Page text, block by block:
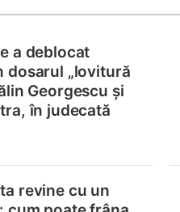
a deblocat
dosarul „lovitură
Georgescu și
în judecată
revine cu un